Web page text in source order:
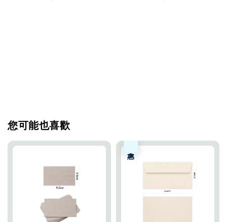
您可能也喜歡